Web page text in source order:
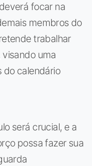
focar na
membros do
trabalhar
uma
do calendário
será crucial, e a
possa fazer sua